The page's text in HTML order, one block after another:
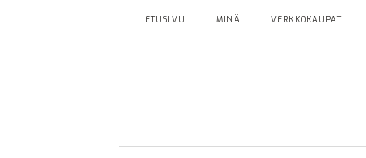
ETUSIVU MINÄ VERKKOKAUPAT